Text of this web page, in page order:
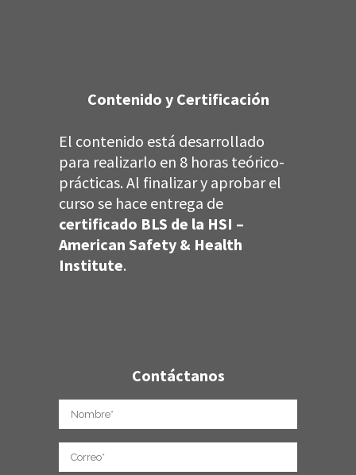
Contenido y Certificación
El contenido está desarrollado
para realizarlo en 8 horas teórico-
prácticas. Al finalizar y aprobar el
curso se hace entrega de
certificado BLS de la HSI –
American Safety & Health
Institute.
Contáctanos